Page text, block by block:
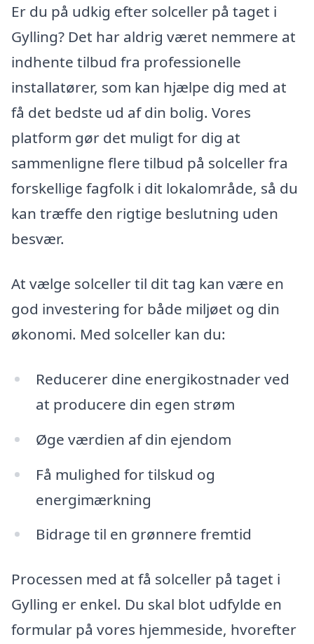
Er du på udkig efter solceller på taget i
Gylling? Det har aldrig været nemmere at
indhente tilbud fra professionelle
installatører, som kan hjælpe dig med at
få det bedste ud af din bolig. Vores
platform gør det muligt for dig at
sammenligne flere tilbud på solceller fra
forskellige fagfolk i dit lokalområde, så du
kan træffe den rigtige beslutning uden
besvær.
At vælge solceller til dit tag kan være en
god investering for både miljøet og din
økonomi. Med solceller kan du:
Reducerer dine energikostnader ved
at producere din egen strøm
Øge værdien af din ejendom
Få mulighed for tilskud og
energimærkning
Bidrage til en grønnere fremtid
Processen med at få solceller på taget i
Gylling er enkel. Du skal blot udfylde en
formular på vores hjemmeside, hvorefter